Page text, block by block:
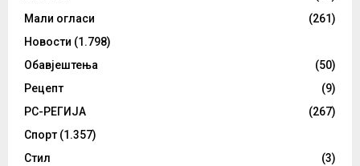
Мали огласи
(261)
Новости (1.798)
Обавјештења
(50)
Рецепт
(9)
РС-РЕГИЈА
(267)
Спорт (1.357)
Стил
(3)